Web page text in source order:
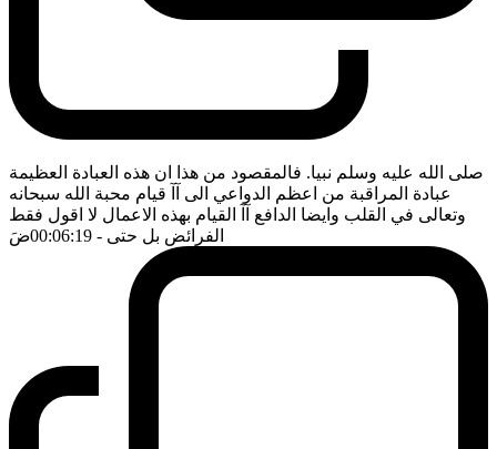
صلى الله عليه وسلم نبيا. فالمقصود من هذا ان هذه العبادة العظيمة
عبادة المراقبة من اعظم الدواعي الى آآ قيام محبة الله سبحانه
وتعالى في القلب وايضا الدافع آآ القيام بهذه الاعمال لا اقول فقط
الفرائض بل حتى - 00:06:19 ضَ